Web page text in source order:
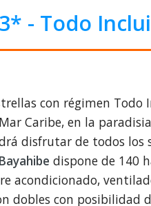
- Todo
con régimen Todo
Caribe, en la
disfrutar de todos los
dispone de 140
acondicionado,
dobles con posibilidad